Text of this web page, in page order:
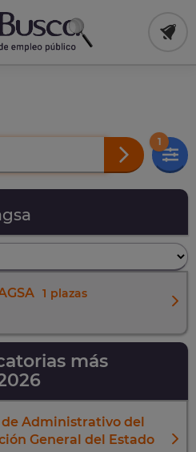
1
1
más
de Administrativo del
General del Estado